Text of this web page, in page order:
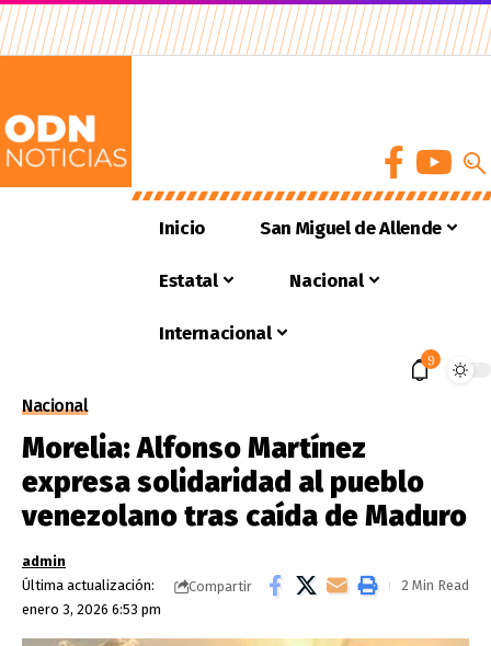
Inicio San Miguel de Allende
Estatal Nacional
Internacional
9
Nacional
Morelia: Alfonso Martínez
expresa solidaridad al pueblo
venezolano tras caída de Maduro
Última actualización:
enero 3, 2026 6:53 pm
admin
Compartir
2 Min Read